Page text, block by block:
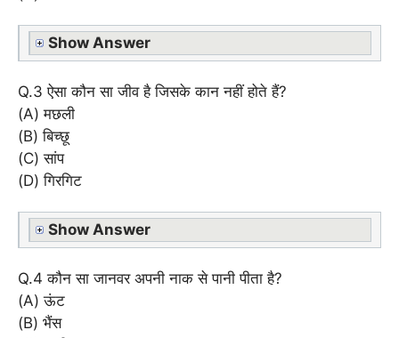
Show Answer
Q.3 ऐसा कौन सा जीव है जिसके कान नहीं होते हैं?
(A) मछली
(B) बिच्छू
(C) सांप
(D) गिरगिट
Show Answer
Q.4 कौन सा जानवर अपनी नाक से पानी पीता है?
(A) ऊंट
(B) भैंस